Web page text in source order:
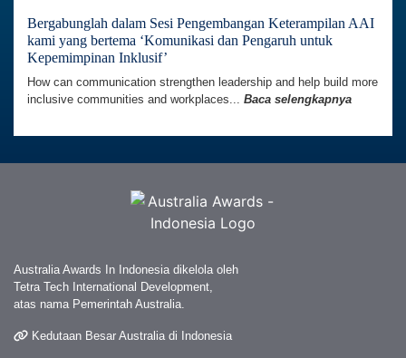
Bergabunglah dalam Sesi Pengembangan Keterampilan AAI
kami yang bertema ‘Komunikasi dan Pengaruh untuk
Kepemimpinan Inklusif’
How can communication strengthen leadership and help build more
inclusive communities and workplaces... Baca selengkapnya
Australia Awards In Indonesia dikelola oleh
Tetra Tech International Development,
atas nama Pemerintah Australia.
Kedutaan Besar Australia di Indonesia